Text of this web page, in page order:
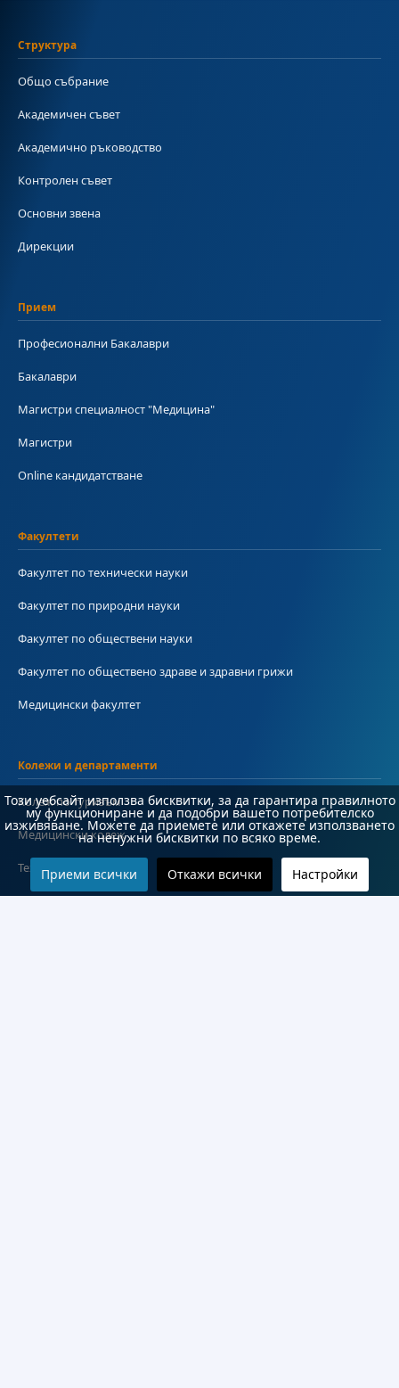
Структура
Общо събрание
Академичен съвет
Академично ръководство
Контролен съвет
Основни звена
Дирекции
Прием
Професионални Бакалаври
Бакалаври
Магистри специалност "Медицина"
Магистри
Online кандидатстване
Факултети
Факултет по технически науки
Факултет по природни науки
Факултет по обществени науки
Факултет по обществено здраве и здравни грижи
Медицински факултет
Колежи и департаменти
Колеж по туризъм
Медицински колеж
Технически колеж
ДКПРПС
Този уебсайт използва бисквитки, за да гарантира правилното
му функциониране и да подобри вашето потребителско
изживяване. Можете да приемете или откажете използването
на ненужни бисквитки по всяко време.
Приеми всички Откажи всички Настройки